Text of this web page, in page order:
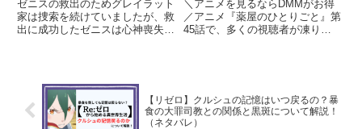
ゼニスの救出のためグレイラット
家は捜索を続けていましたが、救
出に成功したゼニスは心神喪失の
＼アニメを見るならDMMがお得
／アニメ『薬屋のひとりごと』第
45話で、多くの視聴者が凍りつ
を盛ったってどういうこと？」...
【リゼロ】クルシュの記憶はいつ戻るの？暴
食の大罪司教との関係と黒斑について解説！
（ネタバレ）